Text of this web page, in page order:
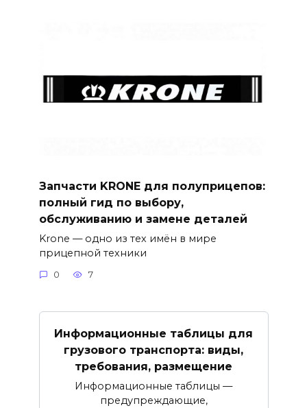
Запчасти KRONE для полуприцепов:
полный гид по выбору,
обслуживанию и замене деталей
Krone — одно из тех имён в мире
прицепной техники
0 7
Информационные таблицы для
грузового транспорта: виды,
требования, размещение
Информационные таблицы —
предупреждающие,